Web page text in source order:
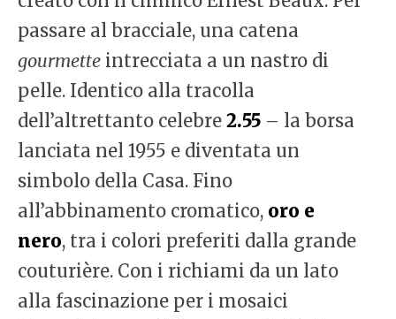
passare al bracciale, una catena
gourmette intrecciata a un nastro di
pelle. Identico alla tracolla
dell’altrettanto celebre 2.55 – la borsa
lanciata nel 1955 e diventata un
simbolo della Casa. Fino
all’abbinamento cromatico, oro e
nero, tra i colori preferiti dalla grande
couturière. Con i richiami da un lato
alla fascinazione per i mosaici